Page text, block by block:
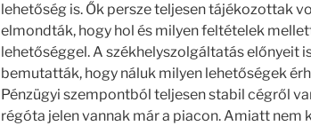
lehetőség is. Ők persze teljesen tájékozottak
elmondták, hogy hol és milyen feltételek
lehetőséggel. A székhelyszolgáltatás előnyeit
bemutatták, hogy náluk milyen lehetőségek
Pénzügyi szempontból teljesen stabil cégről
régóta jelen vannak már a piacon. Amiatt nem